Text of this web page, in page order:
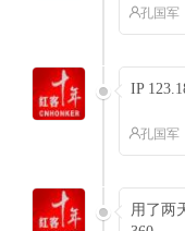
孔国军
IP
孔国军
用了两